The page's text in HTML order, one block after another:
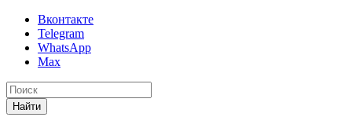
Вконтакте
Telegram
WhatsApp
Max
Найти